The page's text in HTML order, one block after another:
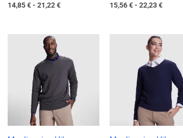
14,85€- 21,22€ 15,56€- 22,23€
prezzo:
16,53 €
23,62 €
Fascia
di
da
16,53 €
23,62 €